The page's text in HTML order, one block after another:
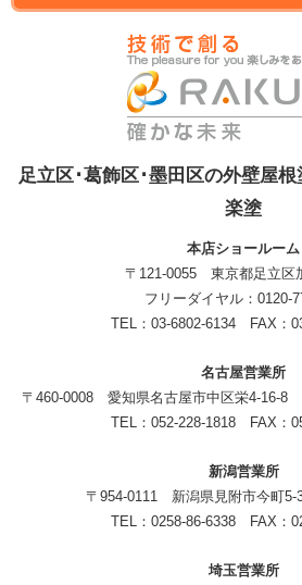
足立区･葛飾区･墨田区の外壁屋
楽塗
本店ショールーム
〒121-0055 東京都足立区
フリーダイヤル：0120-
TEL：03-6802-6134 FAX：
名古屋営業所
〒460-0008 愛知県名古屋市中区栄4-16-8
TEL：052-228-1818 FAX：
新潟営業所
〒954-0111 新潟県見附市今町5-
TEL：0258-86-6338 FAX：
埼玉営業所